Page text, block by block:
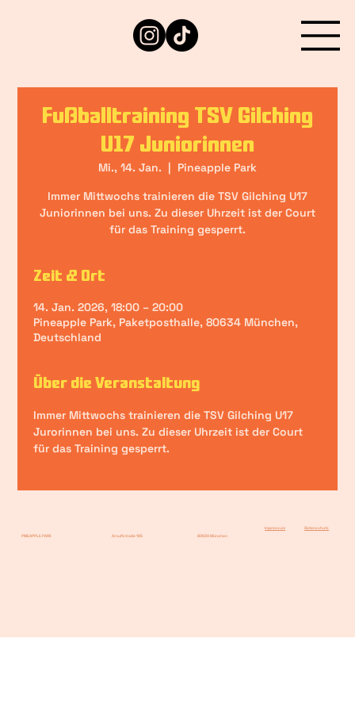
Fußballtraining TSV Gilching
U17 Juniorinnen
Mi., 14. Jan.
  |
Pineapple Park
Immer Mittwochs trainieren die TSV Gilching U17
Juniorinnen bei uns. Zu dieser Uhrzeit ist der Court
für das Training gesperrt.
Zeit & Ort
14. Jan. 2026, 18:00 – 20:00
Pineapple Park, Paketposthalle, 80634 München,
Deutschland
Über die Veranstaltung
Immer Mittwochs trainieren die TSV Gilching U17
Jurorinnen bei uns. Zu dieser Uhrzeit ist der Court
für das Training gesperrt.
PINEAPPLE PARK Arnulfstraße 195 80634 München
Impressum Datenschutz